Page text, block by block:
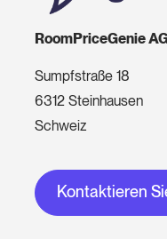
RoomPriceGenie
Sumpfstraße 18
6312 Steinhausen
Schweiz
Kontaktieren